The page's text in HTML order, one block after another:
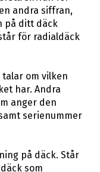
andra siffran,
på ditt däck
för radialdäck
om vilken
har. Andra
anger den
serienummer
på däck. Står
som